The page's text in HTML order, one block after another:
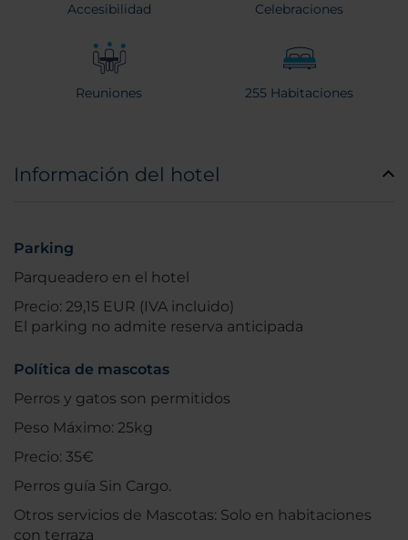
Accesibilidad Celebraciones
Reuniones 255 Habitaciones
Información del hotel
Parking
Parqueadero en el hotel
Precio: 29,15 EUR (IVA incluido)
El parking no admite reserva anticipada
Política de mascotas
Perros y gatos son permitidos
Peso Máximo: 25kg
Precio: 35€
Perros guía Sin Cargo.
Otros servicios de Mascotas: Solo en habitaciones
con terraza